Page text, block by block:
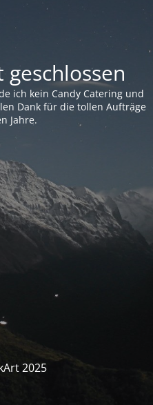
ich kein Candy Catering und
Dank für die tollen Aufträge
Jahre.
2025